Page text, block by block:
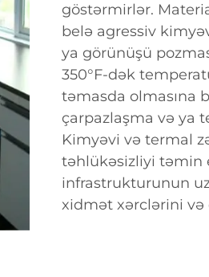
göstərmirlər.
belə agressiv
ya görünüşü
350°F-dək
təmasda olmasına
çarpazlaşma və ya
Kimyəvi və termal
təhlükəsizliyi təmin
infrastrukturunun
xidmət xərclərini və